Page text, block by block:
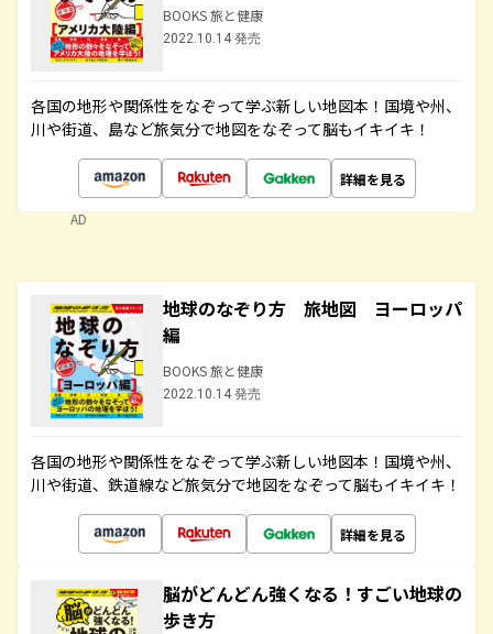
BOOKS 旅と健康
2022.10.14 発売
各国の地形や関係性をなぞって学ぶ新しい地図本！国境や州、
川や街道、島など旅気分で地図をなぞって脳もイキイキ！
詳細を見る
AD
地球のなぞり方 旅地図 ヨーロッパ
編
BOOKS 旅と健康
2022.10.14 発売
各国の地形や関係性をなぞって学ぶ新しい地図本！国境や州、
川や街道、鉄道線など旅気分で地図をなぞって脳もイキイキ！
詳細を見る
脳がどんどん強くなる！すごい地球の
歩き方